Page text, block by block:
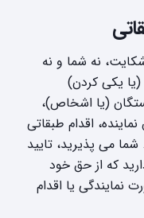
نه شما و نه
یکی کردن)
(یا اشخاص)،
اقدام طبقاتی
می پذیرید، تایید
که از حق خود
نمایندگی یا اقدام